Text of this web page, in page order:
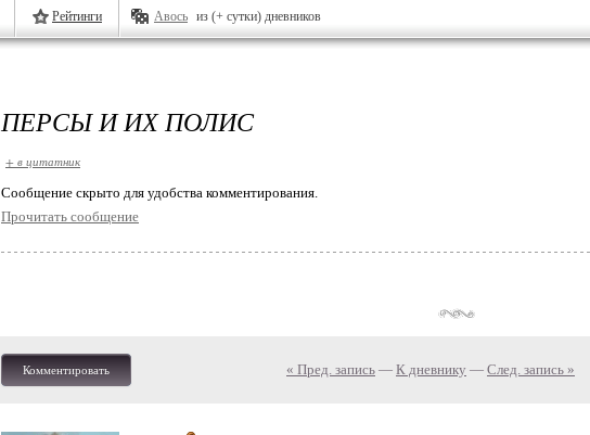
Рейтинги Авось из (+ сутки) дневников
ПЕРСЫ И ИХ ПОЛИС
+ в цитатник
Cообщение скрыто для удобства комментирования.
Прочитать сообщение
Комментировать « Пред. запись — К дневнику — След. запись »